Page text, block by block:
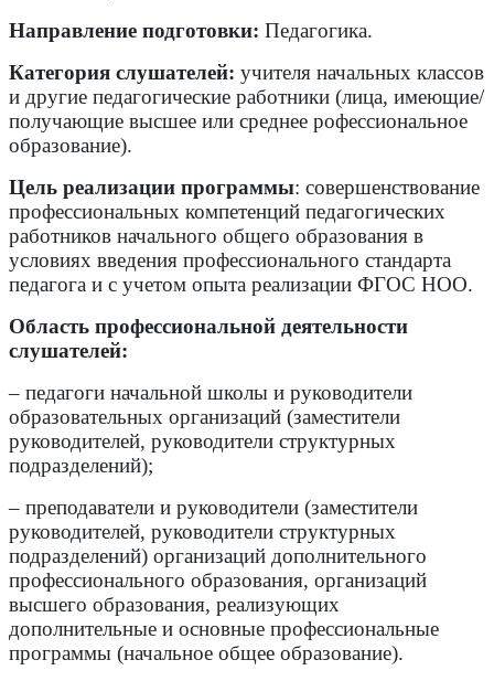
Направление подготовки: Педагогика.
Категория слушателей: учителя начальных классов
и другие педагогические работники (лица, имеющие/
получающие высшее или среднее рофессиональное
образование).
Цель реализации программы: совершенствование
профессиональных компетенций педагогических
работников начального общего образования в
условиях введения профессионального стандарта
педагога и с учетом опыта реализации ФГОС НОО.
Область профессиональной деятельности
слушателей:
– педагоги начальной школы и руководители
образовательных организаций (заместители
руководителей, руководители структурных
подразделений);
– преподаватели и руководители (заместители
руководителей, руководители структурных
подразделений) организаций дополнительного
профессионального образования, организаций
высшего образования, реализующих
дополнительные и основные профессиональные
программы (начальное общее образование).